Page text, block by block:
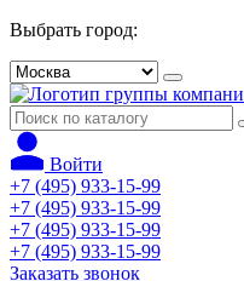
Выбрать город:
Войти
+7 (495) 933-15-99
+7 (495) 933-15-99
+7 (495) 933-15-99
+7 (495) 933-15-99
Заказать звонок